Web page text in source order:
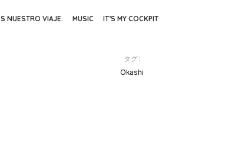
NUESTRO VIAJE. MUSIC IT’S MY COCKPIT
タグ:
Okashi